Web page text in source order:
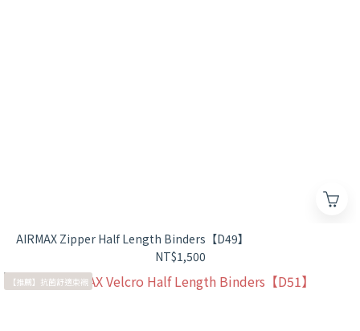
AIRMAX Zipper Half Length Binders【D49】
NT$1,500
【推薦】抗菌舒適束襯